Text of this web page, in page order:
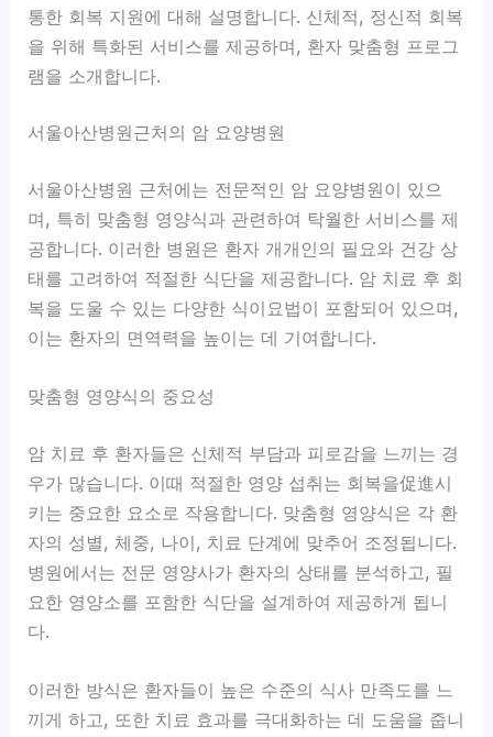
통한 회복 지원에 대해 설명합니다. 신체적, 정신적 회복
을 위해 특화된 서비스를 제공하며, 환자 맞춤형 프로그
램을 소개합니다.
서울아산병원근처의 암 요양병원
서울아산병원 근처에는 전문적인 암 요양병원이 있으
며, 특히 맞춤형 영양식과 관련하여 탁월한 서비스를 제
공합니다. 이러한 병원은 환자 개개인의 필요와 건강 상
태를 고려하여 적절한 식단을 제공합니다. 암 치료 후 회
복을 도울 수 있는 다양한 식이요법이 포함되어 있으며,
이는 환자의 면역력을 높이는 데 기여합니다.
맞춤형 영양식의 중요성
암 치료 후 환자들은 신체적 부담과 피로감을 느끼는 경
우가 많습니다. 이때 적절한 영양 섭취는 회복을促進시
키는 중요한 요소 로 작용합니다. 맞춤형 영양식은 각 환
자의 성별, 체중, 나이, 치료 단계에 맞추어 조정됩니다.
병원에서는 전문 영양사가 환자의 상태를 분석하고, 필
요한 영양소를 포함한 식단을 설계하여 제공하게 됩니
다.
이러한 방식은 환자들이 높은 수준의 식사 만족도를 느
끼게 하고, 또한 치료 효과를 극대화하는 데 도움을 줍니